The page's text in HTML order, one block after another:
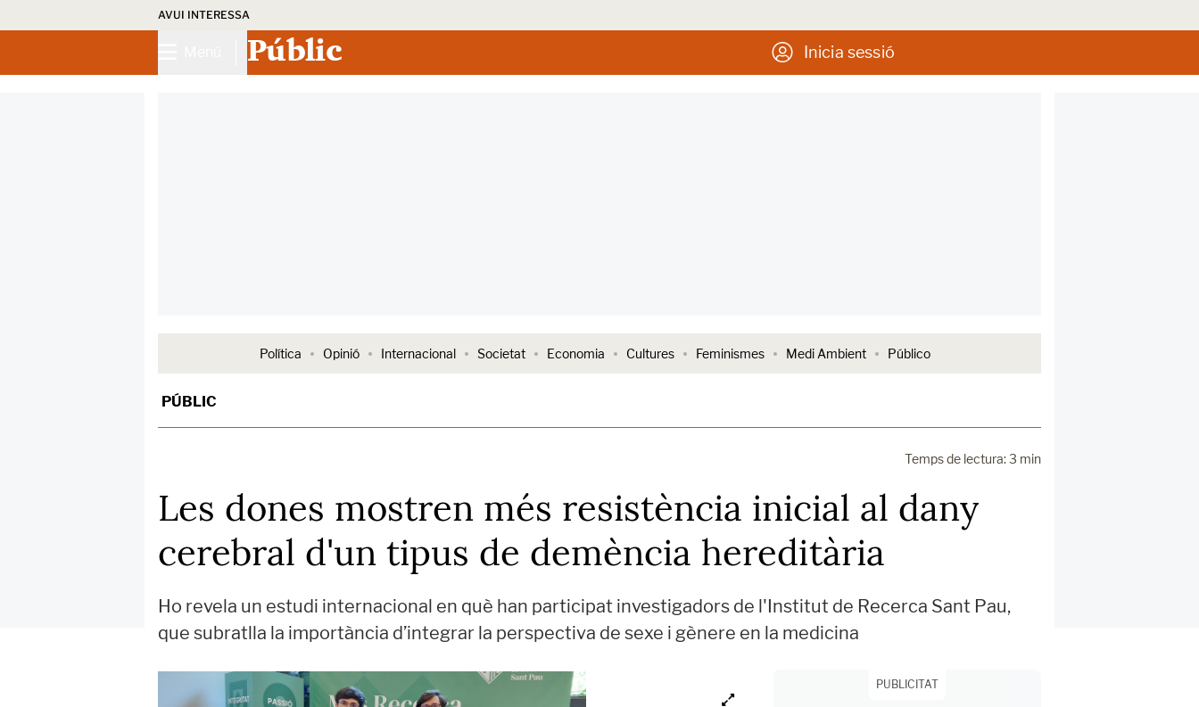
AVUI INTERESSA
Públic Inicia sessió
Política Opinió Internacional Societat Economia Cultures Feminismes Medi Ambient Público
PÚBLIC
Temps de lectura: 3 min
Les dones mostren més resistència inicial al dany
cerebral d'un tipus de demència hereditària
Ho revela un estudi internacional en què han participat investigadors de l'Institut de Recerca Sant Pau,
que subratlla la importància d’integrar la perspectiva de sexe i gènere en la medicina
PUBLICITAT